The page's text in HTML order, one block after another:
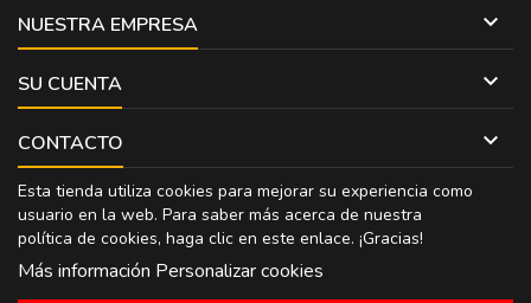
NUESTRA EMPRESA 
SU CUENTA 
CONTACTO 
Esta tienda utiliza cookies para mejorar su experiencia como
usuario en la web. Para saber más acerca de nuestra
política de cookies, haga clic en este enlace. ¡Gracias!
Más información Personalizar cookies